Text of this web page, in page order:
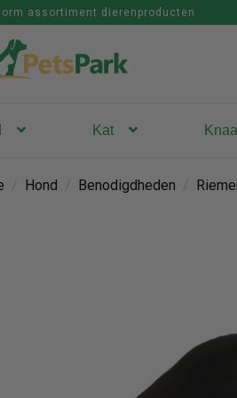
assortiment dierenproducten
Kat
Hond Benodigdheden